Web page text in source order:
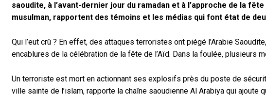
saoudite, à l’avant-dernier jour du ramadan et à l’approche de la
musulman, rapportent des témoins et les médias qui font état de
Qui l’eut crû ? En effet, des attaques terroristes ont piégé l’Arabie
encablures de la célébration de la fête de l’Aïd. Dans la foulée, plusieurs
Un terroriste est mort en actionnant ses explosifs près du poste de
ville sainte de l’islam, rapporte la chaîne saoudienne Al Arabiya qui ajoute